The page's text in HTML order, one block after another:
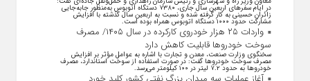
در ایام سفرهای اربعین سال جاری، ۷۳۸۰ دستگاه اتوبوس به‌منظور جابه‌جایی
زائران حسینی به‌ کار گرفته شده و نسبت به اربعین سال گذشته با افزایش
مشارکت حدود ۱۰۰۰ دستگاه اتوبوس همراه بوده است.
واردات ۲۵ هزار خودروی کارکرده در سال ۱۴۰۵/ مصرف
سوخت خودرو‌ها قابلیت کاهش دارد
سخنگوی وزارت صنعت، معدن و تجارت با اشاره به عوامل مؤثر بر افزایش
مصرف سوخت خودرو‌ها گفت: در صورت استفاده از سوخت استاندارد، مصرف
خودرو‌ها به حدود ۷.۲ لیتر در ۱۰۰ کیلومتر می‌رسد.